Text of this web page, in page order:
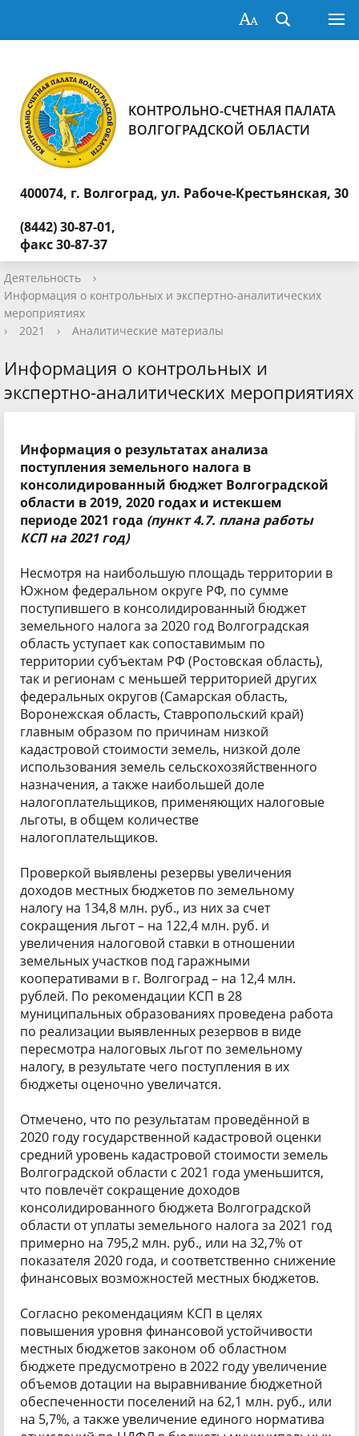
КОНТРОЛЬНО-СЧЕТНАЯ ПАЛАТА
ВОЛГОГРАДСКОЙ ОБЛАСТИ
400074, г. Волгоград, ул. Рабоче-Крестьянская, 30
(8442) 30-87-01,
факс 30-87-37
Деятельность
›
Информация о контрольных и экспертно-аналитических
мероприятиях
›
2021 › Аналитические материалы
Информация о контрольных и
экспертно-аналитических мероприятиях
Информация о результатах анализа
поступления земельного налога в
консолидированный бюджет Волгоградской
области в 2019, 2020 годах и истекшем
периоде 2021 года (пункт 4.7. плана работы
КСП на 2021 год)
Несмотря на наибольшую площадь территории в
Южном федеральном округе РФ, по сумме
поступившего в консолидированный бюджет
земельного налога за 2020 год Волгоградская
область уступает как сопоставимым по
территории субъектам РФ (Ростовская область),
так и регионам с меньшей территорией других
федеральных округов (Самарская область,
Воронежская область, Ставропольский край)
главным образом по причинам низкой
кадастровой стоимости земель, низкой доле
использования земель сельскохозяйственного
назначения, а также наибольшей доле
налогоплательщиков, применяющих налоговые
льготы, в общем количестве
налогоплательщиков.
Проверкой выявлены резервы увеличения
доходов местных бюджетов по земельному
налогу на 134,8 млн. руб., из них за счет
сокращения льгот – на 122,4 млн. руб. и
увеличения налоговой ставки в отношении
земельных участков под гаражными
кооперативами в г. Волгоград – на 12,4 млн.
рублей. По рекомендации КСП в 28
муниципальных образованиях проведена работа
по реализации выявленных резервов в виде
пересмотра налоговых льгот по земельному
налогу, в результате чего поступления в их
бюджеты оценочно увеличатся.
Отмечено, что по результатам проведённой в
2020 году государственной кадастровой оценки
средний уровень кадастровой стоимости земель
Волгоградской области с 2021 года уменьшится,
что повлечёт сокращение доходов
консолидированного бюджета Волгоградской
области от уплаты земельного налога за 2021 год
примерно на 795,2 млн. руб., или на 32,7% от
показателя 2020 года, и соответственно снижение
финансовых возможностей местных бюджетов.
Согласно рекомендациям КСП в целях
повышения уровня финансовой устойчивости
местных бюджетов законом об областном
бюджете предусмотрено в 2022 году увеличение
объемов дотации на выравнивание бюджетной
обеспеченности поселений на 62,1 млн. руб., или
на 5,7%, а также увеличение единого норматива